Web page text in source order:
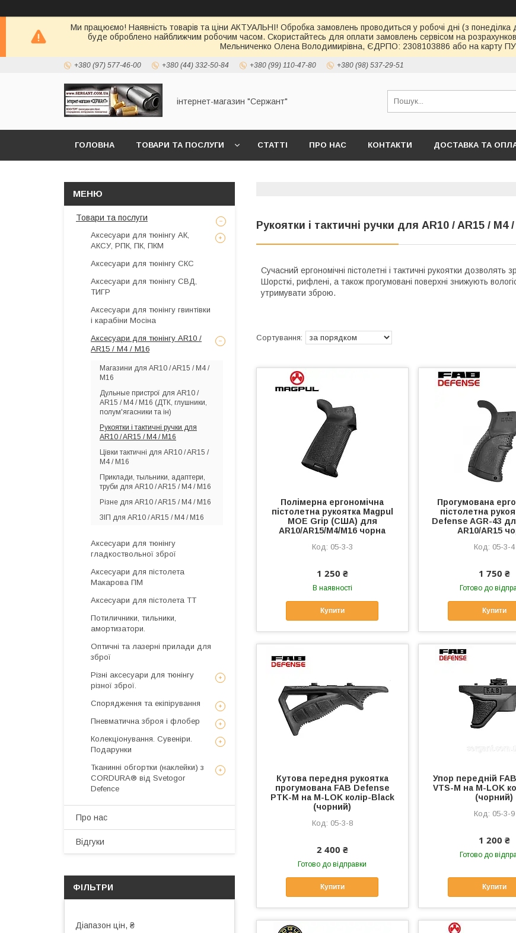
Ми працюємо! Наявність товарів та ціни АКТУАЛЬНІ! Обробка замовлень проводиться у робочі дні (з
буде оброблено найближчим робочим часом. Скористайтесь для оплати замовлень сервісом на
Мельниченко Олена Володимирівна, ЄДРПО: 2308103886 або на карту
+380 (97) 577-46-00 +380 (44) 332-50-84 +380 (99) 110-47-80 +380 (98) 537-29-51
інтернет-магазин "Сержант"
ГОЛОВНА ТОВАРИ ТА ПОСЛУГИ СТАТТІ ПРО НАС КОНТАКТИ ДОСТАВКА ТА
Рукоятки і тактичні ручки для AR10 / AR15 / М4
Сучасний ергономічні пістолетні і тактичні рукоятки
Шорсткі, рифлені, а також прогумовані поверхні знижують
утримувати зброю.
Полімерна ергономічна
пістолетна рукоятка Magpul
MOE Grip (США) для
AR10/AR15/M4/М16 чорна
05-3-3
1 250 ₴
В наявності
Купити
Прогумована
пістолетна
Defense AGR-43
AR10/AR15
05-3-4
1 750 ₴
Готово до
Купити
Кутова передня рукоятка
прогумована FAB Defense
PTK-М на M-LOK колір-Black
(чорний)
05-3-8
2 400 ₴
Готово до відправки
Купити
Упор передній
VTS-М на M-LOK
(чорний)
05-3-9
1 200 ₴
Готово до
Купити
Товари та послуги
Аксесуари для тюнінгу АК,
АКСУ, РПК, ПК, ПКМ
Аксесуари для тюнінгу СКС
Аксесуари для тюнінгу СВД,
ТИГР
Аксесуари для тюнінгу гвинтівки
і карабіни Мосіна
Аксесуари для тюнінгу AR10 /
AR15 / М4 / М16
Магазини для AR10 / AR15 / М4 /
М16
Дульные пристрої для AR10 /
AR15 / М4 / М16 (ДТК, глушники,
полум'ягасники та ін)
Рукоятки і тактичні ручки для
AR10 / AR15 / М4 / М16
Цівки тактичні для AR10 / AR15 /
М4 / М16
Приклади, тыльники, адаптери,
труби для AR10 / AR15 / М4 / М16
Різне для AR10 / AR15 / М4 / М16
ЗІП для AR10 / AR15 / M4 / M16
Аксесуари для тюнінгу
гладкоствольної зброї
Аксесуари для пістолета
Макарова ПМ
Аксесуари для пістолета ТТ
Потиличники, тильники,
амортизатори.
Оптичні та лазерні прилади для
зброї
Різні аксесуари для тюнінгу
різної зброї.
Спорядження та екіпірування
Пневматична зброя і флобер
Колекціонування. Сувеніри.
Подарунки
Тканинні обгортки (наклейки) з
CORDURA® від Svetogor
Defence
Про нас
Відгуки
ФІЛЬТРИ
Діапазон цін, ₴